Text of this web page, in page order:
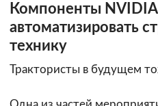
Компоненты
автоматизировать
технику
Трактористы в будущем